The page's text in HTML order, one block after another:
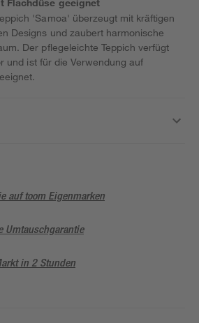
Flachdüse geeignet
'Samoa' überzeugt mit kräftigen
Designs und zaubert harmonische
Der pflegeleichte Teppich verfügt
und ist für die Verwendung auf
auf toom Eigenmarken
Umtauschgarantie
in 2 Stunden